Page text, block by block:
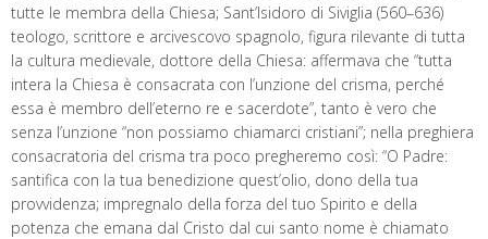
tutte le membra della Chiesa; Sant’Isidoro di Siviglia (560–636)
teologo, scrittore e arcivescovo spagnolo, figura rilevante di tutta
la cultura medievale, dottore della Chiesa: affermava che “tutta
intera la Chiesa è consacrata con l’unzione del crisma, perché
essa è membro dell’eterno re e sacerdote”, tanto è vero che
senza l’unzione “non possiamo chiamarci cristiani”; nella preghiera
consacratoria del crisma tra poco pregheremo così: “O Padre:
santifica con la tua benedizione quest’olio, dono della tua
provvidenza; impregnalo della forza del tuo Spirito e della
potenza che emana dal Cristo dal cui santo nome è chiamato